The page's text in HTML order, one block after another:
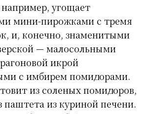
угощает
мини-пирожками с тремя
и, конечно, знаменитыми
— малосольными
икрой
с имбирем помидорами.
из соленых помидоров,
паштета из куриной печени.